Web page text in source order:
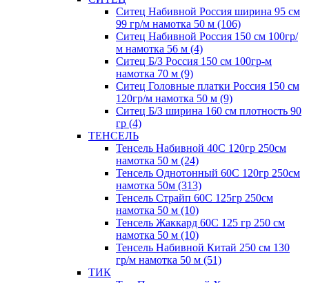
Ситец Набивной Россия ширина 95 см
99 гр/м намотка 50 м (106)
Ситец Набивной Россия 150 см 100гр/
м намотка 56 м (4)
Ситец Б/З Россия 150 см 100гр-м
намотка 70 м (9)
Ситец Головные платки Россия 150 см
120гр/м намотка 50 м (9)
Ситец Б/З ширина 160 см плотность 90
гр (4)
ТЕНСЕЛЬ
Тенсель Набивной 40С 120гр 250см
намотка 50 м (24)
Тенсель Однотонный 60С 120гр 250см
намотка 50м (313)
Тенсель Страйп 60С 125гр 250см
намотка 50 м (10)
Тенсель Жаккард 60С 125 гр 250 см
намотка 50 м (10)
Тенсель Набивной Китай 250 см 130
гр/м намотка 50 м (51)
ТИК